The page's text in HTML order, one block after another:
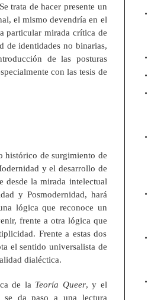
Se trata de hacer presente un
el mismo devendría en el
particular mirada crítica de
de identidades no binarias,
de las posturas
con las tesis de
histórico de surgimiento de
y el desarrollo de
desde la mirada intelectual
y Posmodernidad, hará
lógica que reconoce un
frente a otra lógica que
Frente a estas dos
el sentido universalista de
dialéctica.
de la Teoría Queer, y el
se da paso a una lectura